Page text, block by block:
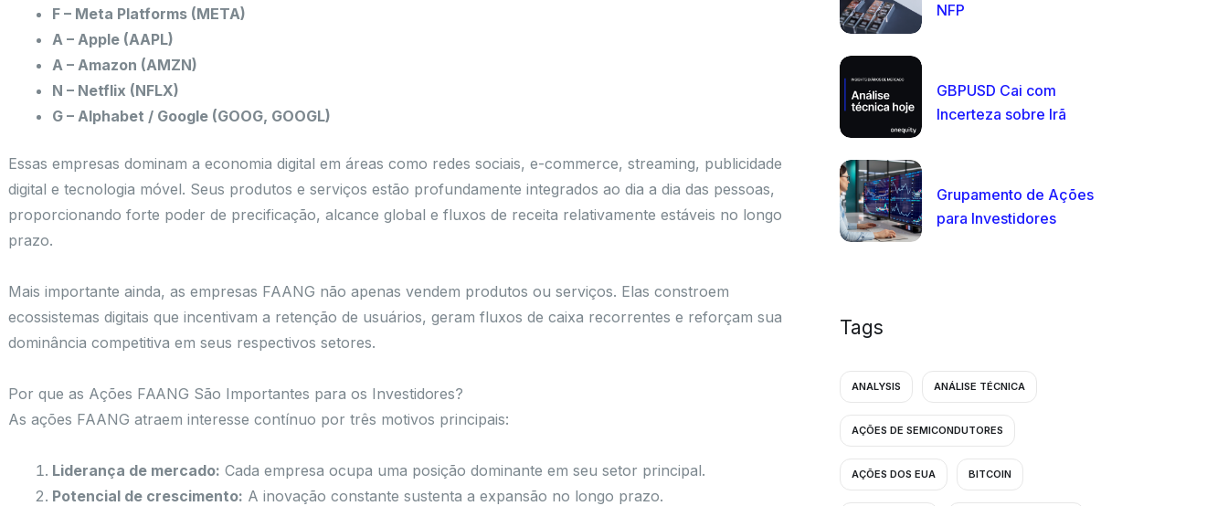
F – Meta Platforms (META)
A – Apple (AAPL)
A – Amazon (AMZN)
N – Netflix (NFLX)
G – Alphabet / Google (GOOG, GOOGL)
Essas empresas dominam a economia digital em áreas como redes sociais, e-commerce, streaming, publicidade
digital e tecnologia móvel. Seus produtos e serviços estão profundamente integrados ao dia a dia das pessoas,
proporcionando forte poder de precificação, alcance global e fluxos de receita relativamente estáveis no longo
prazo.
Mais importante ainda, as empresas FAANG não apenas vendem produtos ou serviços. Elas constroem
ecossistemas digitais que incentivam a retenção de usuários, geram fluxos de caixa recorrentes e reforçam sua
dominância competitiva em seus respectivos setores.
Por que as Ações FAANG São Importantes para os Investidores?
As ações FAANG atraem interesse contínuo por três motivos principais:
Liderança de mercado: Cada empresa ocupa uma posição dominante em seu setor principal.
Potencial de crescimento: A inovação constante sustenta a expansão no longo prazo.
NFP
GBPUSD Cai com
Incerteza sobre Irã
Grupamento de Ações
para Investidores
Tags
ANALYSIS ANÁLISE TÉCNICA
AÇÕES DE SEMICONDUTORES
AÇÕES DOS EUA BITCOIN